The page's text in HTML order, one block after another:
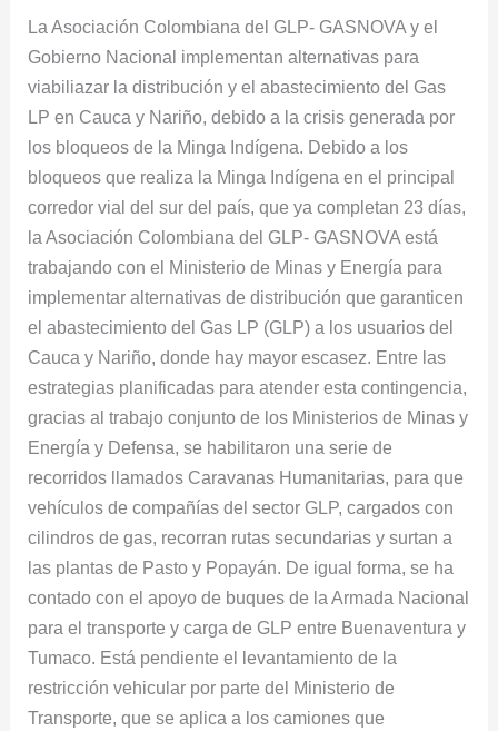
La Asociación Colombiana del GLP- GASNOVA y el
Gobierno Nacional implementan alternativas para
viabiliazar la distribución y el abastecimiento del Gas
LP en Cauca y Nariño, debido a la crisis generada por
los bloqueos de la Minga Indígena. Debido a los
bloqueos que realiza la Minga Indígena en el principal
corredor vial del sur del país, que ya completan 23 días,
la Asociación Colombiana del GLP- GASNOVA está
trabajando con el Ministerio de Minas y Energía para
implementar alternativas de distribución que garanticen
el abastecimiento del Gas LP (GLP) a los usuarios del
Cauca y Nariño, donde hay mayor escasez. Entre las
estrategias planificadas para atender esta contingencia,
gracias al trabajo conjunto de los Ministerios de Minas y
Energía y Defensa, se habilitaron una serie de
recorridos llamados Caravanas Humanitarias, para que
vehículos de compañías del sector GLP, cargados con
cilindros de gas, recorran rutas secundarias y surtan a
las plantas de Pasto y Popayán. De igual forma, se ha
contado con el apoyo de buques de la Armada Nacional
para el transporte y carga de GLP entre Buenaventura y
Tumaco. Está pendiente el levantamiento de la
restricción vehicular por parte del Ministerio de
Transporte, que se aplica a los camiones que
abastecer
de
Gas
LP
al
sur
del
país